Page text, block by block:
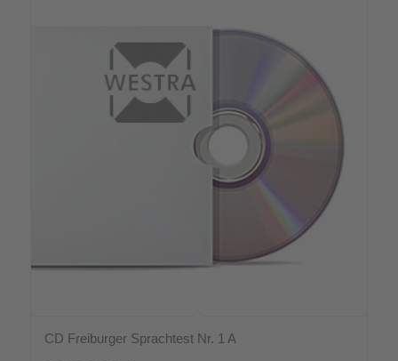
CD Freiburger Sprachtest Nr. 1 A